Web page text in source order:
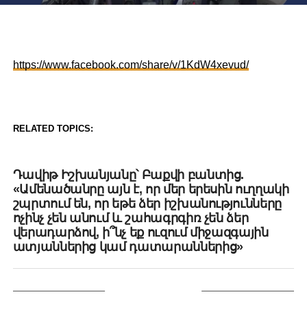
https://www.facebook.com/share/v/1KdW4xevud/
RELATED TOPICS:
Դավիթ Իշխանյանը՝ Բաքվի բանտից.
«Ամենածանրը այն է, որ մեր երեսին ուղղակի
շպրտում են, որ եթե ձեր իշխանությունները
ոչինչ չեն անում և շահագրգիռ չեն ձեր
վերադարձով, ի՞նչ եք ուզում միջազգային
ատյաններից կամ դատարաններից»